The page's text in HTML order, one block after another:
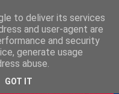
to deliver its services
and user-agent are
and security
generate usage
abuse.
GOT IT